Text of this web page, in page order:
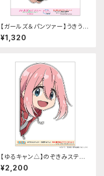
【ガールズ＆パンツァー】うきうき
ステッカー (島田愛里寿 聖グロ
リアーナver.)A5サイズ
¥1,320
【ゆるキャン△】のぞきみステッ
カー (各務原なでしこ『SEASO
N3』)A4サイズ
¥2,200